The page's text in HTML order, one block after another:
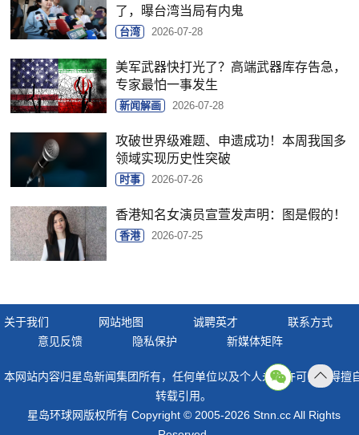
了，曝台湾当局有内鬼
台湾 2026-07-28
美军武器快打光了？高端武器库存告急，
专家最怕一事发生
新闻解画 2026-07-28
攻破世界级难题、申遗成功！本周我国多
领域实现历史性突破
时事 2026-07-26
香港知名女演员宣萱发声明：图是假的！
香港 2026-07-25
关于我们 网站地图 诚聘英才
联系方式
意见反馈
隐私保护 新媒体矩阵
本网站内容归星岛新闻集团所有，任何单位以及个人未经许可，不得擅
转载引用。
星岛环球网版权所有 Copyright © 2005-2026 Stnn.cc All Rights
顶部